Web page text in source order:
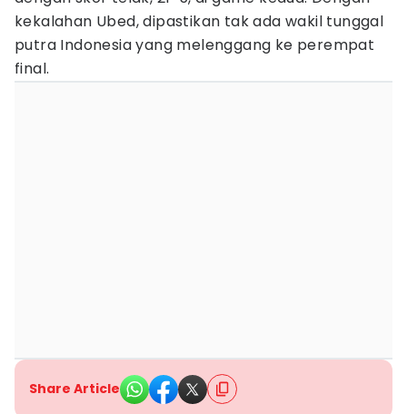
kekalahan Ubed, dipastikan tak ada wakil tunggal
putra Indonesia yang melenggang ke perempat
final.
Share Article